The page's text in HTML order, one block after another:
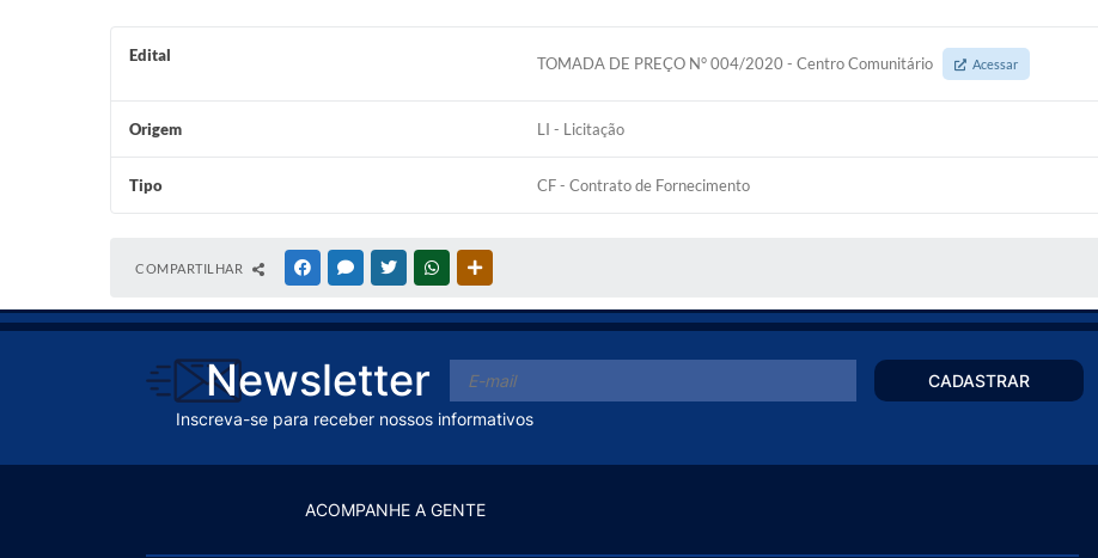
Edital TOMADA DE PREÇO N° 004/2020 - Centro Comunitário Acessar
Origem LI - Licitação
Tipo CF - Contrato de Fornecimento
COMPARTILHAR FACEBOOKMESSENGER
TWITTERWHATSAPP
Newsletter
Inscreva-se para receber nossos informativos
CADASTRAR
ACOMPANHE A GENTE